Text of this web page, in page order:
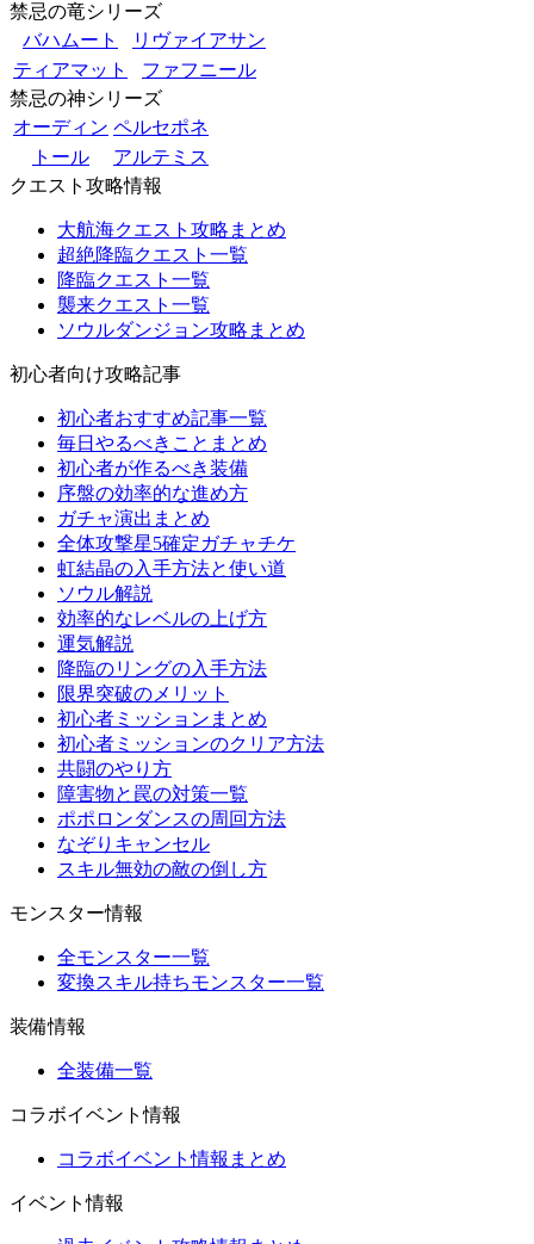
禁忌の竜シリーズ
バハムート
リヴァイアサン
ティアマット
ファフニール
禁忌の神シリーズ
オーディン ペルセポネ
トール
アルテミス
クエスト攻略情報
大航海クエスト攻略まとめ
超絶降臨クエスト一覧
降臨クエスト一覧
襲来クエスト一覧
ソウルダンジョン攻略まとめ
初心者向け攻略記事
初心者おすすめ記事一覧
毎日やるべきことまとめ
初心者が作るべき装備
序盤の効率的な進め方
ガチャ演出まとめ
全体攻撃星5確定ガチャチケ
虹結晶の入手方法と使い道
ソウル解説
効率的なレベルの上げ方
運気解説
降臨のリングの入手方法
限界突破のメリット
初心者ミッションまとめ
初心者ミッションのクリア方法
共闘のやり方
障害物と罠の対策一覧
ポポロンダンスの周回方法
なぞりキャンセル
スキル無効の敵の倒し方
モンスター情報
全モンスター一覧
変換スキル持ちモンスター一覧
装備情報
全装備一覧
コラボイベント情報
コラボイベント情報まとめ
イベント情報